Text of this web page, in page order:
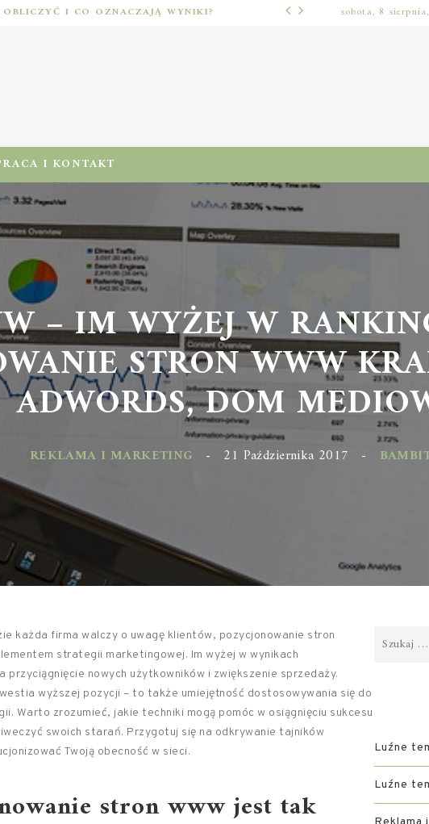
I CO OZNACZAJĄ WYNIKI? LUŹNE TEMATY
sobota, 8
I KONTAKT
– IM WYŻEJ W
STRON WWW
ADWORDS, DOM
- 21 Października 2017 - BAMBIT.PL
każda firma walczy o uwagę klientów, pozycjonowanie stron
strategii marketingowej. Im wyżej w wynikach
przyciągnięcie nowych użytkowników i zwiększenie sprzedaży.
wyższej pozycji – to także umiejętność dostosowywania się do
Warto zrozumieć, jakie techniki mogą pomóc w osiągnięciu sukcesu
swoich starań. Przygotuj się na odkrywanie tajników
Twoją obecność w sieci.
stron www jest tak
Luźne
Luźne